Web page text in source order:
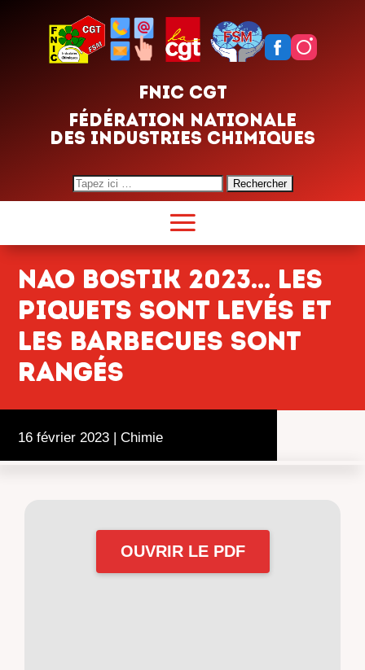
FNIC CGT
FÉDÉRATION NATIONALE
DES INDUSTRIES CHIMIQUES
Search
for:
NAO Bostik 2023… Les
piquets sont levés et
les barbecues sont
rangés
16 février 2023 | Chimie
OUVRIR LE PDF